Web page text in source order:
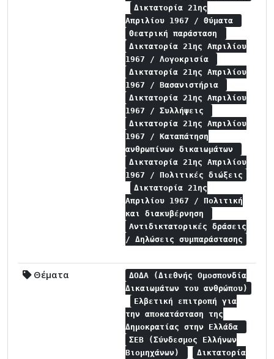
Δικτατορία 21ης
Απριλίου 1967 / Θύματα
Θεατρική παράσταση
Δικτατορία 21ης Απριλίου
1967 / Λογοκρισία
Δικτατορία 21ης Απριλίου
1967 / Βασανιστήρια
Δικτατορία 21ης Απριλίου
1967 / Συλλήψεις
Δικτατορία 21ης Απριλίου
1967 / Καταπάτηση
ανθρωπίνων δικαιωμάτων
Δικτατορία 21ης Απριλίου
1967 / Πολιτικές διώξεις
Δικτατορία 21ης
Απριλίου 1967 / Πολιτική
και διακυβέρνηση
Αντιδικτατορικές δράσεις
/ Δηλώσεις συμπαράστασης
Θέματα
ΔΟΔΑ (Διεθνής Ομοσπονδία
Δικαιωμάτων του ανθρώπου)
Ελβετική επιτροπή για
την αποκατάσταση της
Δημοκρατίας στην Ελλάδα
ΣΕΒ (Σύνδεσμος Ελλήνων
Βιομηχάνων)
Δικτατορία